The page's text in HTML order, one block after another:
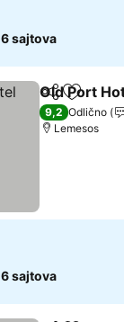
6 sajtova
Deli Dodati
Old Port
9,2 Odlično
Lemesos
6 sajtova